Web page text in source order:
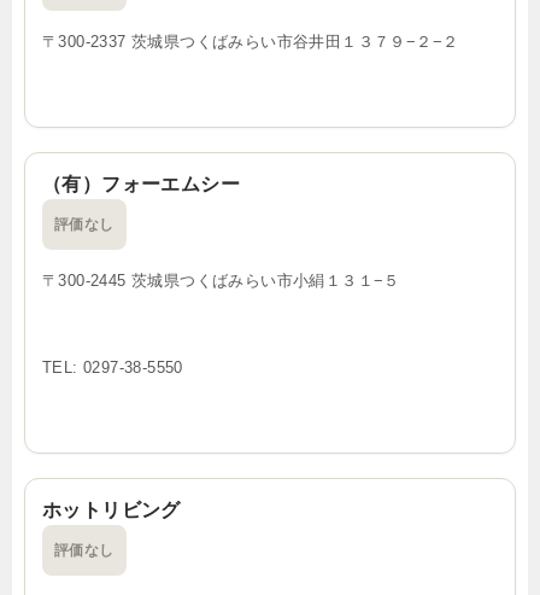
〒300-2337 茨城県つくばみらい市谷井田１３７９−２−２
（有）フォーエムシー
評価なし
〒300-2445 茨城県つくばみらい市小絹１３１−５
TEL: 0297-38-5550
ホットリビング
評価なし